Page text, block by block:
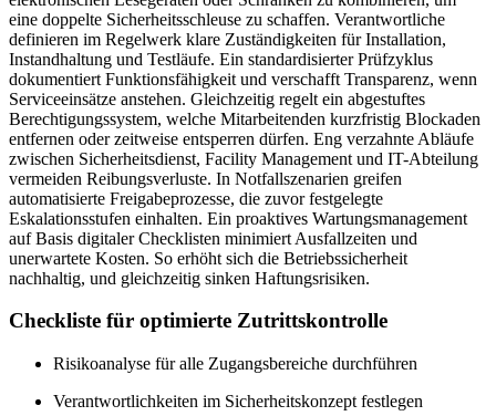
eine doppelte Sicherheitsschleuse zu schaffen. Verantwortliche
definieren im Regelwerk klare Zuständigkeiten für Installation,
Instandhaltung und Testläufe. Ein standardisierter Prüfzyklus
dokumentiert Funktionsfähigkeit und verschafft Transparenz, wenn
Service­einsätze anstehen. Gleichzeitig regelt ein abgestuftes
Berechtigungssystem, welche Mitarbeitenden kurzfristig Blockaden
entfernen oder zeitweise entsperren dürfen. Eng verzahnte Abläufe
zwischen Sicherheitsdienst, Facility Management und IT-Abteilung
vermeiden Reibungsverluste. In Notfallszenarien greifen
automatisierte Freigabeprozesse, die zuvor festgelegte
Eskalationsstufen einhalten. Ein proaktives Wartungsmanagement
auf Basis digitaler Checklisten minimiert Ausfallzeiten und
unerwartete Kosten. So erhöht sich die Betriebs­sicherheit
nachhaltig, und gleichzeitig sinken Haftungsrisiken.
Checkliste für optimierte Zutrittskontrolle
Risikoanalyse für alle Zugangsbereiche durchführen
Verantwortlichkeiten im Sicherheitskonzept festlegen